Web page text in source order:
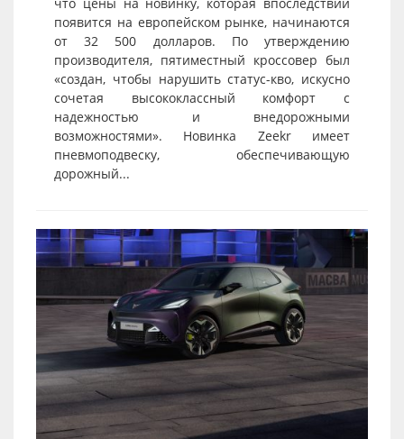
появится на европейском рынке, начинаются
от 32 500 долларов. По утверждению
производителя, пятиместный кроссовер был
«создан, чтобы нарушить статус-кво, искусно
сочетая высококлассный комфорт с
надежностью и внедорожными
возможностями». Новинка Zeekr имеет
пневмоподвеску, обеспечивающую
дорожный...